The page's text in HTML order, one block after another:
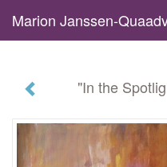
"In the